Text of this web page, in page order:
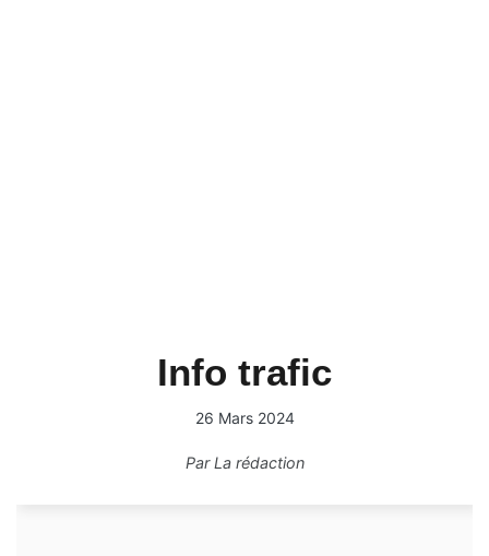
Info trafic
26 Mars 2024
ParLa rédaction